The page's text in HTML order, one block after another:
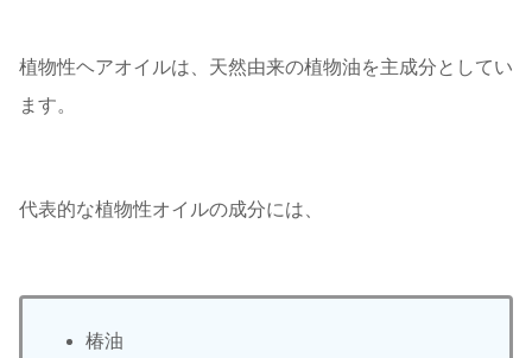
植物性ヘアオイルは、天然由来の植物油を主成分としてい
ます。
代表的な植物性オイルの成分には、
椿油